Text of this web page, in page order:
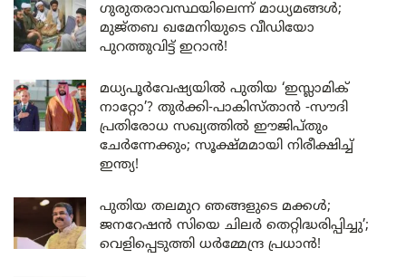
ഗുരുതരാവസ്ഥയിലെന്ന് മാധ്യമങ്ങൾ;
മുജ്തബ ഖമേനിയുടെ വീഡിയോ
പുറത്തുവിട്ട് ഇറാൻ!
മധ്യപൂർവേഷ്യയിൽ പുതിയ ‘ഇസ്ലാമിക്
നാറ്റോ’? തുർക്കി-പാകിസ്താൻ -സൗദി
പ്രതിരോധ സഖ്യത്തിൽ ഈജിപ്തും
ചേർന്നേക്കും; സൂക്ഷ്മമായി നിരീക്ഷിച്ച്
ഇന്ത്യ!
പുതിയ തലമുറ ഞങ്ങളുടെ മക്കൾ;
ജനറേഷൻ സിയെ ചിലർ തെറ്റിദ്ധരിപ്പിച്ചു’;
വെളിപ്പെടുത്തി ധർമ്മേന്ദ്ര പ്രധാൻ!